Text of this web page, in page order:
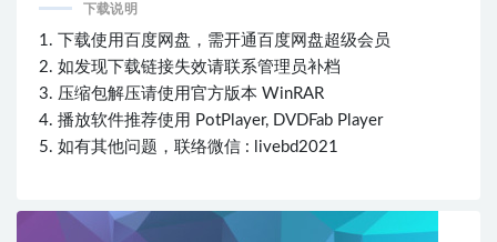
下载说明
1. 下载使用百度网盘，需开通百度网盘超级会员
2. 如发现下载链接失效请联系管理员补档
3. 压缩包解压请使用官方版本 WinRAR
4. 播放软件推荐使用 PotPlayer, DVDFab Player
5. 如有其他问题，联络微信 : livebd2021